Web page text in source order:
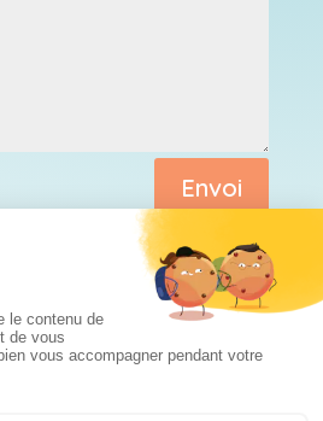
Envoi
DE CONFIDENTIALITÉ
LÉGALES